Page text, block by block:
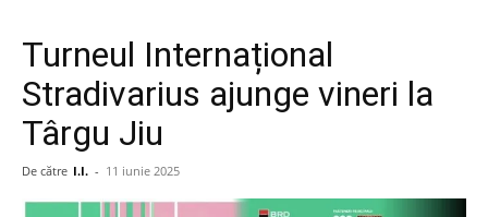
Turneul Internațional
Stradivarius ajunge vineri la
Târgu Jiu
De către I.I. - 11 iunie 2025